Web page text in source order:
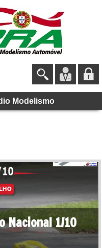
Modelismo
Nacional 1/10